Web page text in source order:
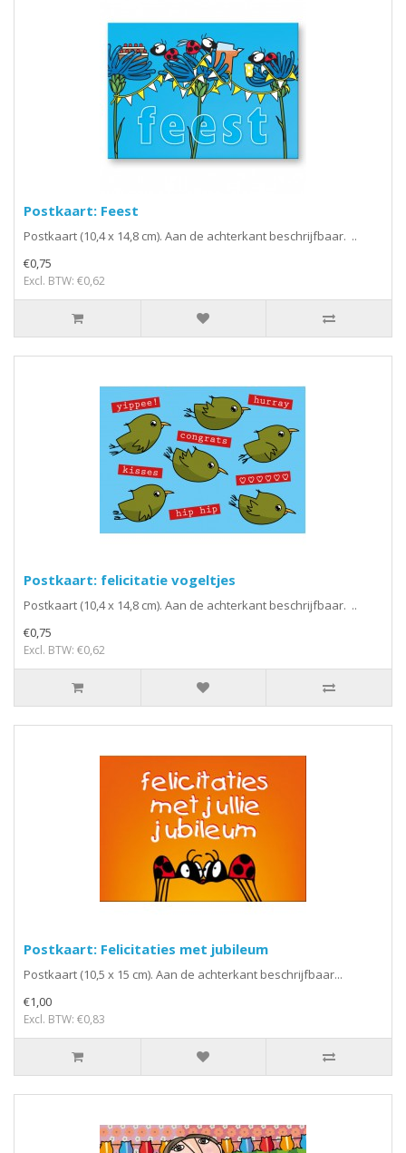
Postkaart: Feest
Postkaart (10,4 x 14,8 cm). Aan de achterkant beschrijfbaar. ..
€0,75
Excl. BTW: €0,62
Postkaart: felicitatie vogeltjes
Postkaart (10,4 x 14,8 cm). Aan de achterkant beschrijfbaar. ..
€0,75
Excl. BTW: €0,62
Postkaart: Felicitaties met jubileum
Postkaart (10,5 x 15 cm). Aan de achterkant beschrijfbaar...
€1,00
Excl. BTW: €0,83